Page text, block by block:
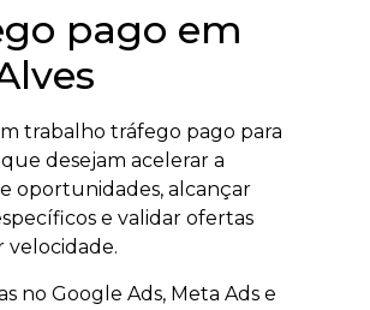
pago em
trabalho tráfego pago para
desejam acelerar a
oportunidades, alcançar
e validar ofertas
velocidade.
no Google Ads, Meta Ads e